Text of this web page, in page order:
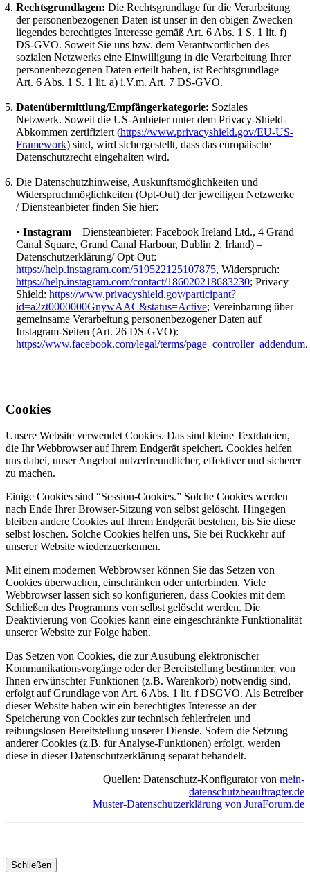
Rechtsgrundlagen: Die Rechtsgrundlage für die Verarbeitung
der personenbezogenen Daten ist unser in den obigen Zwecken
liegendes berechtigtes Interesse gemäß Art. 6 Abs. 1 S. 1 lit. f)
DS-GVO. Soweit Sie uns bzw. dem Verantwortlichen des
sozialen Netzwerks eine Einwilligung in die Verarbeitung Ihrer
personenbezogenen Daten erteilt haben, ist Rechtsgrundlage
Art. 6 Abs. 1 S. 1 lit. a) i.V.m. Art. 7 DS-GVO.
Datenübermittlung/Empfängerkategorie: Soziales
Netzwerk. Soweit die US-Anbieter unter dem Privacy-Shield-
Abkommen zertifiziert (https://www.privacyshield.gov/EU-US-
Framework) sind, wird sichergestellt, dass das europäische
Datenschutzrecht eingehalten wird.
Die Datenschutzhinweise, Auskunftsmöglichkeiten und
Widerspruchmöglichkeiten (Opt-Out) der jeweiligen Netzwerke
/ Diensteanbieter finden Sie hier:
• Instagram – Diensteanbieter: Facebook Ireland Ltd., 4 Grand
Canal Square, Grand Canal Harbour, Dublin 2, Irland) –
Datenschutzerklärung/ Opt-Out:
https://help.instagram.com/519522125107875, Widerspruch:
https://help.instagram.com/contact/186020218683230; Privacy
Shield: https://www.privacyshield.gov/participant?
id=a2zt0000000GnywAAC&status=Active; Vereinbarung über
gemeinsame Verarbeitung personenbezogener Daten auf
Instagram-Seiten (Art. 26 DS-GVO):
https://www.facebook.com/legal/terms/page_controller_addendum.
Cookies
Unsere Website verwendet Cookies. Das sind kleine Textdateien,
die Ihr Webbrowser auf Ihrem Endgerät speichert. Cookies helfen
uns dabei, unser Angebot nutzerfreundlicher, effektiver und sicherer
zu machen.
Einige Cookies sind “Session-Cookies.” Solche Cookies werden
nach Ende Ihrer Browser-Sitzung von selbst gelöscht. Hingegen
bleiben andere Cookies auf Ihrem Endgerät bestehen, bis Sie diese
selbst löschen. Solche Cookies helfen uns, Sie bei Rückkehr auf
unserer Website wiederzuerkennen.
Mit einem modernen Webbrowser können Sie das Setzen von
Cookies überwachen, einschränken oder unterbinden. Viele
Webbrowser lassen sich so konfigurieren, dass Cookies mit dem
Schließen des Programms von selbst gelöscht werden. Die
Deaktivierung von Cookies kann eine eingeschränkte Funktionalität
unserer Website zur Folge haben.
Das Setzen von Cookies, die zur Ausübung elektronischer
Kommunikationsvorgänge oder der Bereitstellung bestimmter, von
Ihnen erwünschter Funktionen (z.B. Warenkorb) notwendig sind,
erfolgt auf Grundlage von Art. 6 Abs. 1 lit. f DSGVO. Als Betreiber
dieser Website haben wir ein berechtigtes Interesse an der
Speicherung von Cookies zur technisch fehlerfreien und
reibungslosen Bereitstellung unserer Dienste. Sofern die Setzung
anderer Cookies (z.B. für Analyse-Funktionen) erfolgt, werden
diese in dieser Datenschutzerklärung separat behandelt.
Quellen: Datenschutz-Konfigurator von mein-
datenschutzbeauftragter.de
Muster-Datenschutzerklärung von JuraForum.de
Schließen